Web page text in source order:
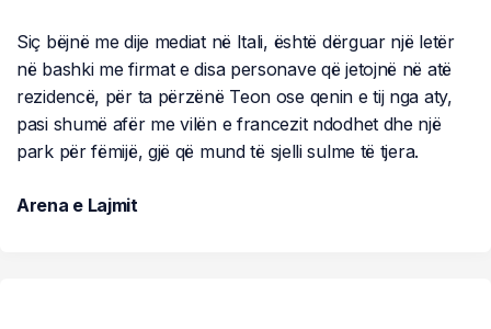
Siç bëjnë me dije mediat në Itali, është dërguar një letër
në bashki me firmat e disa personave që jetojnë në atë
rezidencë, për ta përzënë Teon ose qenin e tij nga aty,
pasi shumë afër me vilën e francezit ndodhet dhe një
park për fëmijë, gjë që mund të sjelli sulme të tjera.
Arena e Lajmit